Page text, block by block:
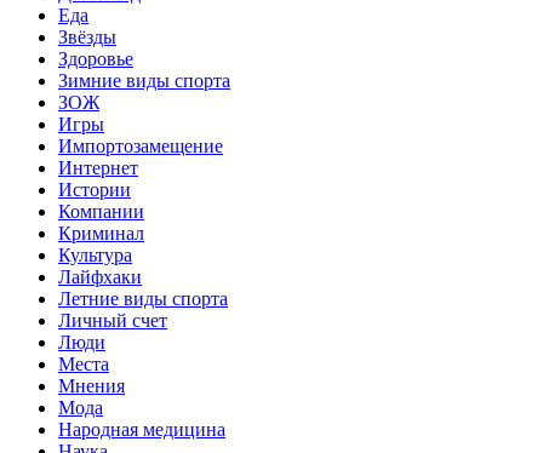
Еда
Звёзды
Здоровье
Зимние виды спорта
ЗОЖ
Игры
Импортозамещение
Интернет
Истории
Компании
Криминал
Культура
Лайфхаки
Летние виды спорта
Личный счет
Люди
Места
Мнения
Мода
Народная медицина